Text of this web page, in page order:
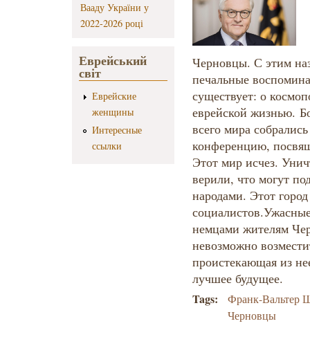
Вааду України у
2022-2026 році
Еврейський
світ
Еврейские
женщины
Интересные
ссылки
Черновцы. С этим
печальные
существует: о
еврейской жизнью.
всего мира
конференцию,
Этот мир исчез.
верили, что могут
народами. Этот
немцами жителям
невозможно
проистекающая из
лучшее будущее.
Tags:
Франк-Вальтер
Черновцы